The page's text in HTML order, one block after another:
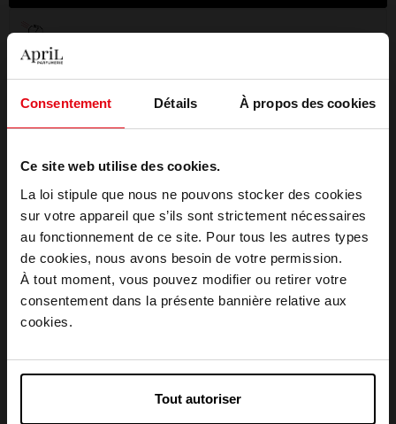
Consentement Détails À propos des cookies
Ce site web utilise des cookies.
La loi stipule que nous ne pouvons stocker des cookies
sur votre appareil que s’ils sont strictement nécessaires
au fonctionnement de ce site. Pour tous les autres types
de cookies, nous avons besoin de votre permission.
À tout moment, vous pouvez modifier ou retirer votre
consentement dans la présente bannière relative aux
cookies.
Tout autoriser
Emballage cadeau offert
Description
Caractéristiques
Avis client
Choisissez votre pays
April Belgique